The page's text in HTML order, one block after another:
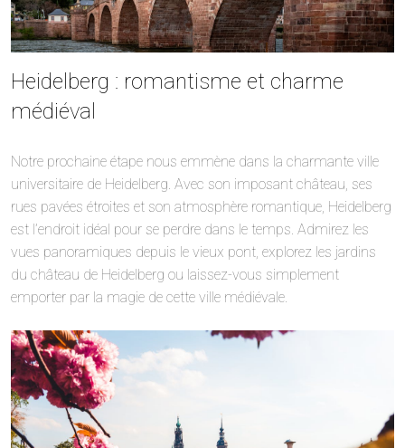
Heidelberg : romantisme et charme
médiéval
Notre prochaine étape nous emmène dans la charmante ville
universitaire de Heidelberg. Avec son imposant château, ses
rues pavées étroites et son atmosphère romantique, Heidelberg
est l’endroit idéal pour se perdre dans le temps. Admirez les
vues panoramiques depuis le vieux pont, explorez les jardins
du château de Heidelberg ou laissez-vous simplement
emporter par la magie de cette ville médiévale.